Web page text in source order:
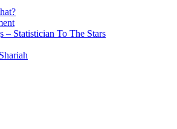
Statistician To The Stars